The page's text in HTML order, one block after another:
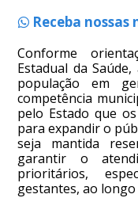
Receba
Conforme
Estadual da
população em
competência
pelo Estado que
para expandir o
seja mantida
garantir o
prioritários,
gestantes, ao